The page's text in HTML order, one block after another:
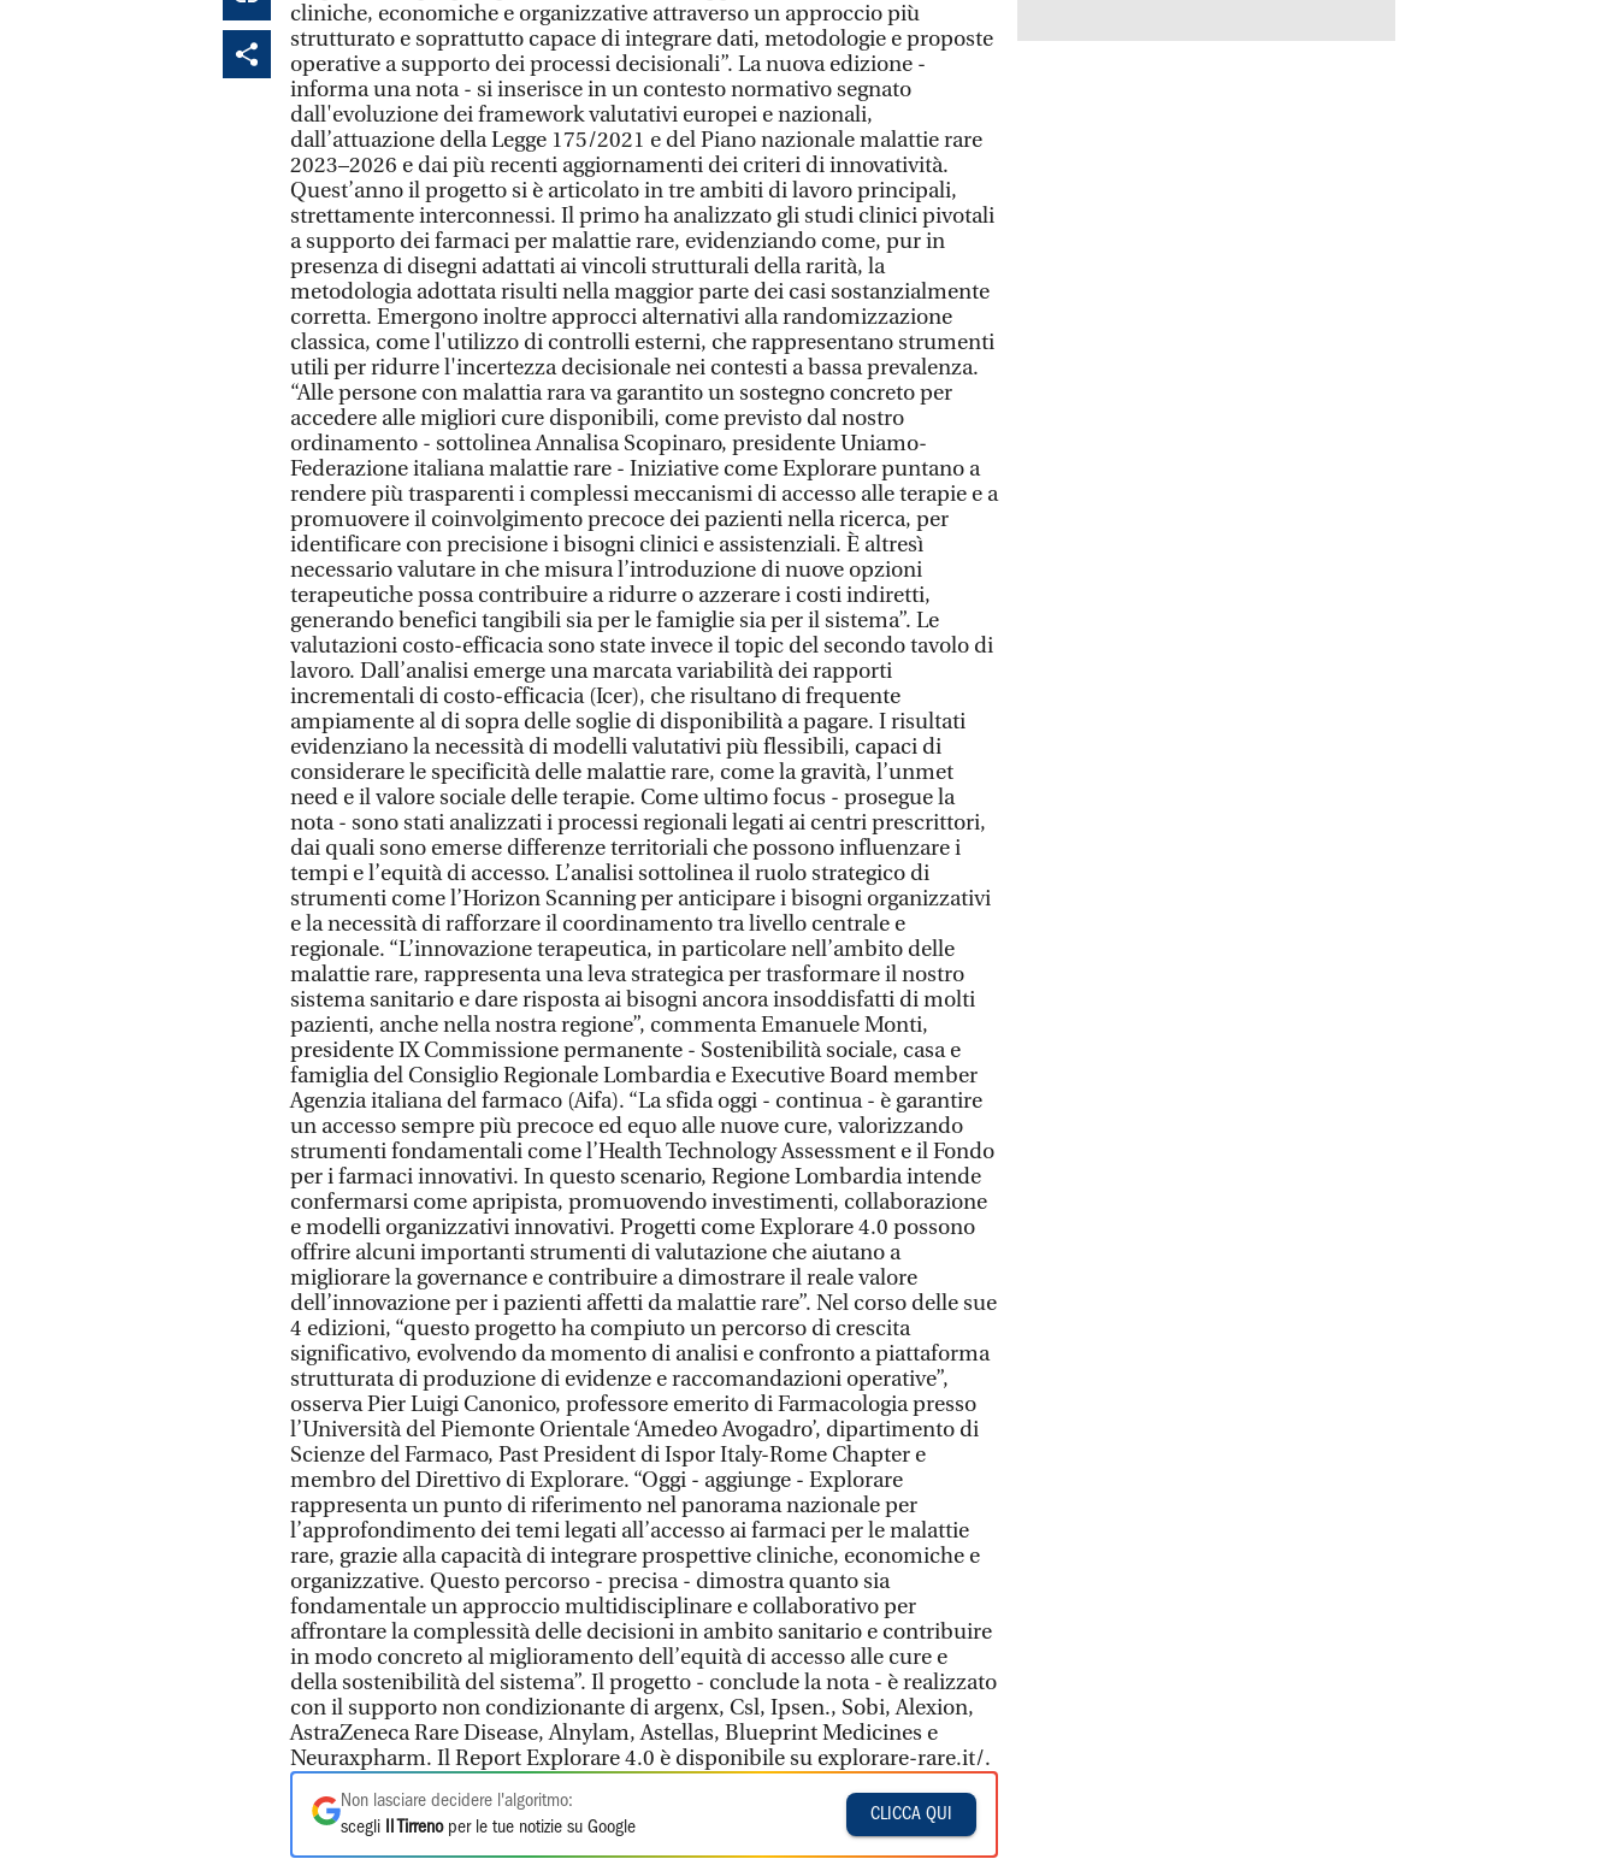
cliniche, economiche e organizzative attraverso un approccio più
strutturato e soprattutto capace di integrare dati, metodologie e proposte
operative a supporto dei processi decisionali”. La nuova edizione -
informa una nota - si inserisce in un contesto normativo segnato
dall'evoluzione dei framework valutativi europei e nazionali,
dall’attuazione della Legge 175/2021 e del Piano nazionale malattie rare
2023–2026 e dai più recenti aggiornamenti dei criteri di innovatività.
Quest’anno il progetto si è articolato in tre ambiti di lavoro principali,
strettamente interconnessi. Il primo ha analizzato gli studi clinici pivotali
a supporto dei farmaci per malattie rare, evidenziando come, pur in
presenza di disegni adattati ai vincoli strutturali della rarità, la
metodologia adottata risulti nella maggior parte dei casi sostanzialmente
corretta. Emergono inoltre approcci alternativi alla randomizzazione
classica, come l'utilizzo di controlli esterni, che rappresentano strumenti
utili per ridurre l'incertezza decisionale nei contesti a bassa prevalenza.
“Alle persone con malattia rara va garantito un sostegno concreto per
accedere alle migliori cure disponibili, come previsto dal nostro
ordinamento - sottolinea Annalisa Scopinaro, presidente Uniamo-
Federazione italiana malattie rare - Iniziative come Explorare puntano a
rendere più trasparenti i complessi meccanismi di accesso alle terapie e a
promuovere il coinvolgimento precoce dei pazienti nella ricerca, per
identificare con precisione i bisogni clinici e assistenziali. È altresì
necessario valutare in che misura l’introduzione di nuove opzioni
terapeutiche possa contribuire a ridurre o azzerare i costi indiretti,
generando benefici tangibili sia per le famiglie sia per il sistema”. Le
valutazioni costo-efficacia sono state invece il topic del secondo tavolo di
lavoro. Dall’analisi emerge una marcata variabilità dei rapporti
incrementali di costo-efficacia (Icer), che risultano di frequente
ampiamente al di sopra delle soglie di disponibilità a pagare. I risultati
evidenziano la necessità di modelli valutativi più flessibili, capaci di
considerare le specificità delle malattie rare, come la gravità, l’unmet
need e il valore sociale delle terapie. Come ultimo focus - prosegue la
nota - sono stati analizzati i processi regionali legati ai centri prescrittori,
dai quali sono emerse differenze territoriali che possono influenzare i
tempi e l’equità di accesso. L’analisi sottolinea il ruolo strategico di
strumenti come l’Horizon Scanning per anticipare i bisogni organizzativi
e la necessità di rafforzare il coordinamento tra livello centrale e
regionale. “L’innovazione terapeutica, in particolare nell’ambito delle
malattie rare, rappresenta una leva strategica per trasformare il nostro
sistema sanitario e dare risposta ai bisogni ancora insoddisfatti di molti
pazienti, anche nella nostra regione”, commenta Emanuele Monti,
presidente IX Commissione permanente - Sostenibilità sociale, casa e
famiglia del Consiglio Regionale Lombardia e Executive Board member
Agenzia italiana del farmaco (Aifa). “La sfida oggi - continua - è garantire
un accesso sempre più precoce ed equo alle nuove cure, valorizzando
strumenti fondamentali come l’Health Technology Assessment e il Fondo
per i farmaci innovativi. In questo scenario, Regione Lombardia intende
confermarsi come apripista, promuovendo investimenti, collaborazione
e modelli organizzativi innovativi. Progetti come Explorare 4.0 possono
offrire alcuni importanti strumenti di valutazione che aiutano a
migliorare la governance e contribuire a dimostrare il reale valore
dell’innovazione per i pazienti affetti da malattie rare”. Nel corso delle sue
4 edizioni, “questo progetto ha compiuto un percorso di crescita
significativo, evolvendo da momento di analisi e confronto a piattaforma
strutturata di produzione di evidenze e raccomandazioni operative”,
osserva Pier Luigi Canonico, professore emerito di Farmacologia presso
l’Università del Piemonte Orientale ‘Amedeo Avogadro’, dipartimento di
Scienze del Farmaco, Past President di Ispor Italy-Rome Chapter e
membro del Direttivo di Explorare. “Oggi - aggiunge - Explorare
rappresenta un punto di riferimento nel panorama nazionale per
l’approfondimento dei temi legati all’accesso ai farmaci per le malattie
rare, grazie alla capacità di integrare prospettive cliniche, economiche e
organizzative. Questo percorso - precisa - dimostra quanto sia
fondamentale un approccio multidisciplinare e collaborativo per
affrontare la complessità delle decisioni in ambito sanitario e contribuire
in modo concreto al miglioramento dell’equità di accesso alle cure e
della sostenibilità del sistema”. Il progetto - conclude la nota - è realizzato
con il supporto non condizionante di argenx, Csl, Ipsen., Sobi, Alexion,
AstraZeneca Rare Disease, Alnylam, Astellas, Blueprint Medicines e
Neuraxpharm. Il Report Explorare 4.0 è disponibile su explorare-rare.it/.
Non lasciare decidere l'algoritmo:
scegli
Il Tirrenoper le tue notizie su Google
CLICCA QUI